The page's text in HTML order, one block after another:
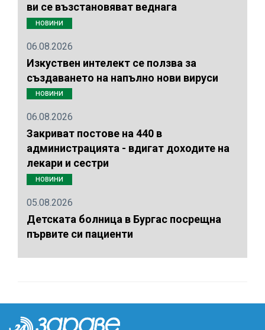
ви се възстановяват веднага
НОВИНИ
06.08.2026
Изкуствен интелект се ползва за
създаването на напълно нови вируси
НОВИНИ
06.08.2026
Закриват постове на 440 в
администрацията - вдигат доходите на
лекари и сестри
НОВИНИ
05.08.2026
Детската болница в Бургас посрещна
първите си пациенти